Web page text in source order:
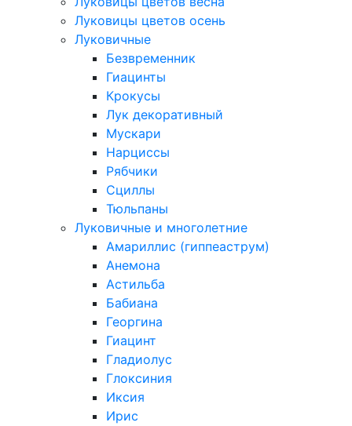
Луковицы цветов осень
Луковичные
Безвременник
Гиацинты
Крокусы
Лук декоративный
Мускари
Нарциссы
Рябчики
Сциллы
Тюльпаны
Луковичные и многолетние
Амариллис (гиппеаструм)
Анемона
Астильба
Бабиана
Георгина
Гиацинт
Гладиолус
Глоксиния
Иксия
Ирис